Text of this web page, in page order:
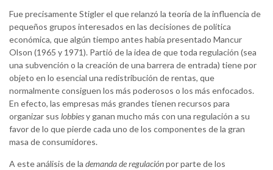
Fue precisamente Stigler el que relanzó la teoría de la influencia de
pequeños grupos interesados en las decisiones de política
económica, que algún tiempo antes había presentado Mancur
Olson (1965 y 1971). Partió de la idea de que toda regulación (sea
una subvención o la creación de una barrera de entrada) tiene por
objeto en lo esencial una redistribución de rentas, que
normalmente consiguen los más poderosos o los más enfocados.
En efecto, las empresas más grandes tienen recursos para
organizar sus lobbiesy ganan mucho más con una regulación a su
favor de lo que pierde cada uno de los componentes de la gran
masa de consumidores.
A este análisis de la demanda de regulaciónpor parte de los